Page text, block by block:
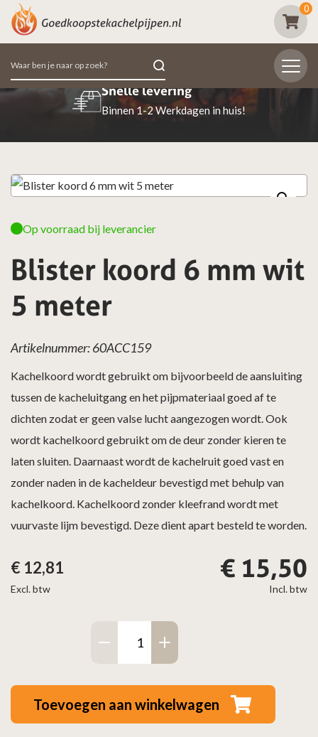
0
Zoeken
naar:
Snelle levering
Binnen 1-2 Werkdagen in huis!
Blister koord 6 mm wit
5 meter
Op voorraad bij leverancier
Incl. btw
€ 15,50
Excl. btw
€ 12,81
Artikelnummer: 60ACC159
Kachelkoord wordt gebruikt om bijvoorbeeld de aansluiting
tussen de kacheluitgang en het pijpmateriaal goed af te
dichten zodat er geen valse lucht aangezogen wordt. Ook
wordt kachelkoord gebruikt om de deur zonder kieren te
laten sluiten. Daarnaast wordt de kachelruit goed vast en
zonder naden in de kacheldeur bevestigd met behulp van
kachelkoord. Kachelkoord zonder kleefrand wordt met
vuurvaste lijm bevestigd. Deze dient apart besteld te worden.
Toevoegen aan winkelwagen